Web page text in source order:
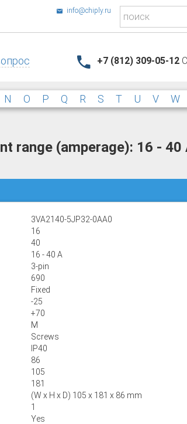
info@chiply.ru
+7 (812) 309-05-12
N O P Q R S T U VW
range (amperage): 16 - 40
3VA2140-5JP32-0AA0
16
40
16 - 40 A
3-pin
690
Fixed
-25
+70
M
Screws
IP40
86
105
181
(W x H x D) 105 x 181 x 86 mm
1
Yes